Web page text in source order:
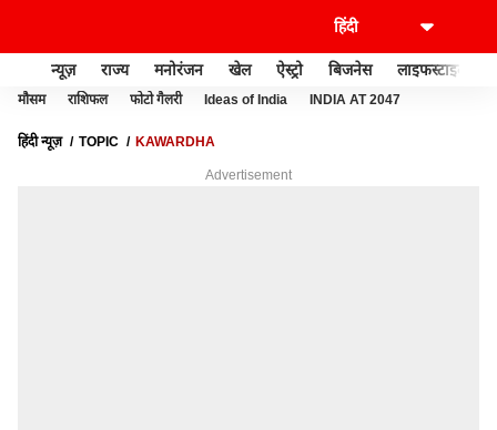
न्यूज़ राज्य मनोरंजन खेल ऐस्ट्रो बिजनेस लाइफस्टाइल
मौसम राशिफल फोटो गैलरी Ideas of India INDIA AT 2047
हिंदी न्यूज़ TOPIC KAWARDHA
Advertisement